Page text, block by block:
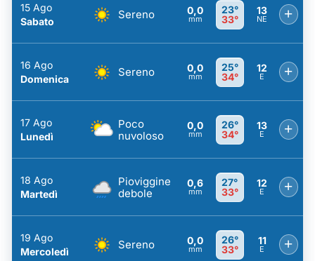
15 Ago
Sabato
Sereno 0,0
mm
23°
33°
13
NE +
16 Ago
Domenica
Sereno 0,0
mm
25°
34°
12
E +
17 Ago
Lunedì
Poco
nuvoloso
0,0
mm
26°
34°
13
E +
18 Ago
Martedì
Pioviggine
debole
0,6
mm
27°
33°
12
E +
19 Ago
Mercoledì
Sereno 0,0
mm
26°
33°
11
E +